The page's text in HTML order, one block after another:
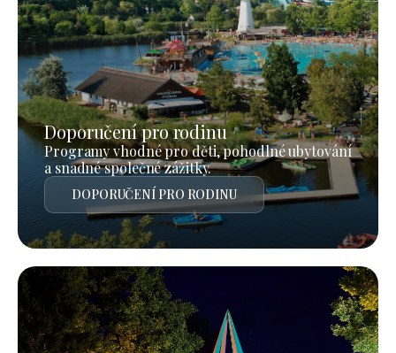
Doporučení pro rodinu
Programy vhodné pro děti, pohodlné ubytování
a snadné společné zážitky.
DOPORUČENÍ PRO RODINU